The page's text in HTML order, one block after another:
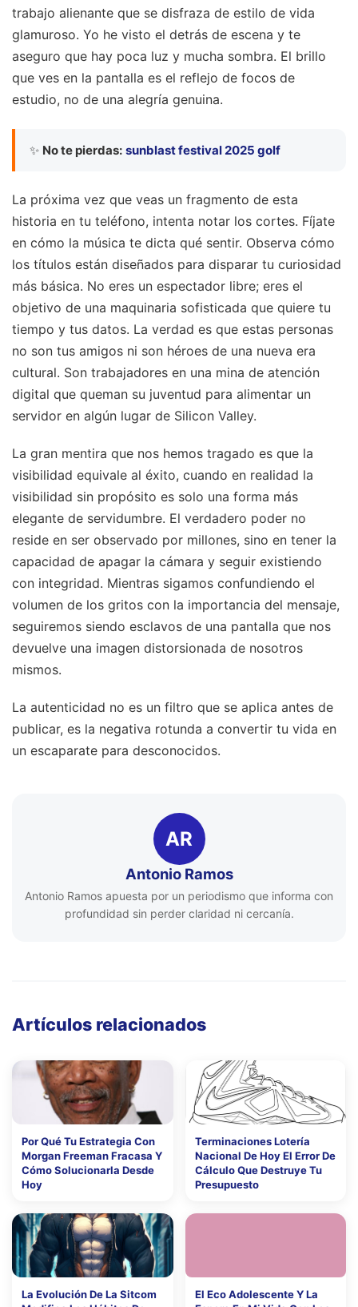
trabajo alienante que se disfraza de estilo de vida
glamuroso. Yo he visto el detrás de escena y te
aseguro que hay poca luz y mucha sombra. El brillo
que ves en la pantalla es el reflejo de focos de
estudio, no de una alegría genuina.
✨ No te pierdas: sunblast festival 2025 golf
La próxima vez que veas un fragmento de esta
historia en tu teléfono, intenta notar los cortes. Fíjate
en cómo la música te dicta qué sentir. Observa cómo
los títulos están diseñados para disparar tu curiosidad
más básica. No eres un espectador libre; eres el
objetivo de una maquinaria sofisticada que quiere tu
tiempo y tus datos. La verdad es que estas personas
no son tus amigos ni son héroes de una nueva era
cultural. Son trabajadores en una mina de atención
digital que queman su juventud para alimentar un
servidor en algún lugar de Silicon Valley.
La gran mentira que nos hemos tragado es que la
visibilidad equivale al éxito, cuando en realidad la
visibilidad sin propósito es solo una forma más
elegante de servidumbre. El verdadero poder no
reside en ser observado por millones, sino en tener la
capacidad de apagar la cámara y seguir existiendo
con integridad. Mientras sigamos confundiendo el
volumen de los gritos con la importancia del mensaje,
seguiremos siendo esclavos de una pantalla que nos
devuelve una imagen distorsionada de nosotros
mismos.
La autenticidad no es un filtro que se aplica antes de
publicar, es la negativa rotunda a convertir tu vida en
un escaparate para desconocidos.
AR
Antonio Ramos
Antonio Ramos apuesta por un periodismo que informa con
profundidad sin perder claridad ni cercanía.
Artículos relacionados
Por Qué Tu Estrategia Con
Morgan Freeman Fracasa Y
Cómo Solucionarla Desde
Hoy
Terminaciones Lotería
Nacional De Hoy El Error De
Cálculo Que Destruye Tu
Presupuesto
La Evolución De La Sitcom
El Eco Adolescente Y La